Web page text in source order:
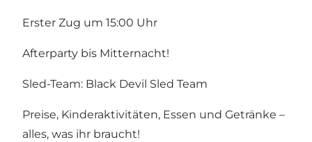
Erster Zug um 15:00 Uhr
Afterparty bis Mitternacht!
Sled-Team: Black Devil Sled Team
Preise, Kinderaktivitäten, Essen und Getränke –
alles, was ihr braucht!